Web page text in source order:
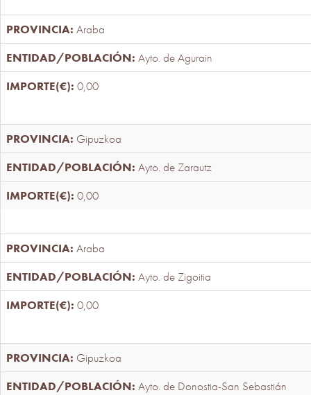
Araba
Ayto. de Agurain
0,00
Gipuzkoa
Ayto. de Zarautz
0,00
Araba
Ayto. de Zigoitia
0,00
Gipuzkoa
Ayto. de Donostia-San Sebastián